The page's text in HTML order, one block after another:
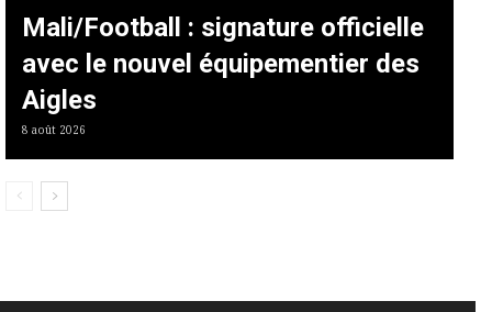
Mali/Football : signature officielle
avec le nouvel équipementier des
Aigles
8 août 2026